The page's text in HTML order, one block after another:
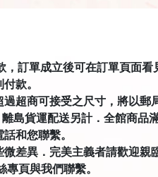
訂單成立後可在訂單頁面
款。
超商可接受之尺寸，將以郵
島貨運配送另計．全館商品
和您聯繫。
差異．完美主義者請歡迎親
頁與我們聯繫。